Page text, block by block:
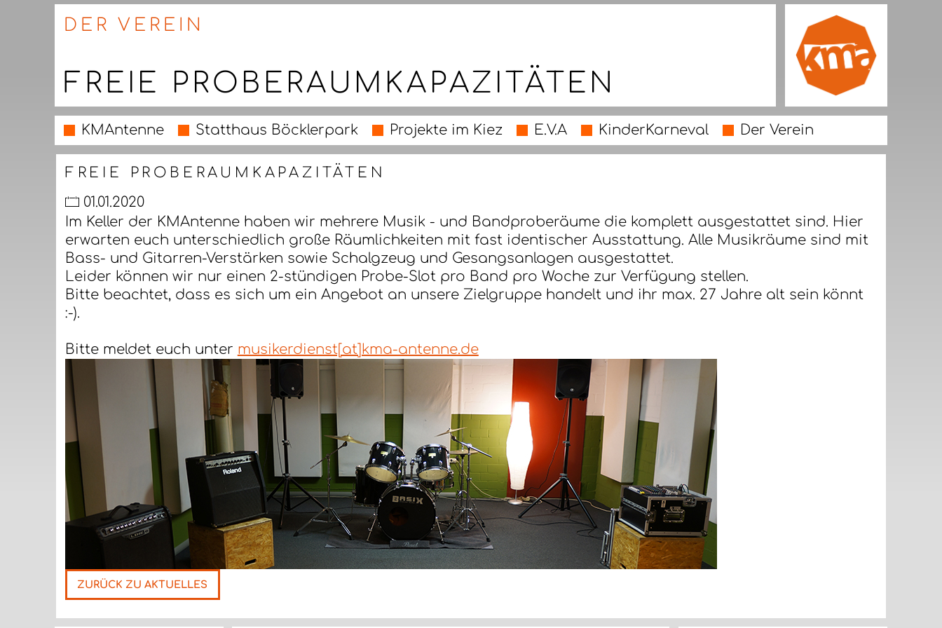
DER VEREIN
FREIE PROBERAUMKAPAZITÄTEN
KMAntenne Statthaus Böcklerpark Projekte im Kiez E.V.A KinderKarneval Der Verein
FREIE PROBERAUMKAPAZITÄTEN
01.01.2020
Im Keller der KMAntenne haben wir mehrere Musik - und Bandproberäume die komplett ausgestattet sind. Hier
erwarten euch unterschiedlich große Räumlichkeiten mit fast identischer Ausstattung. Alle Musikräume sind mit
Bass- und Gitarren-Verstärken sowie Schalgzeug und Gesangsanlagen ausgestattet.
Leider können wir nur einen 2-stündigen Probe-Slot pro Band pro Woche zur Verfügung stellen.
Bitte beachtet, dass es sich um ein Angebot an unsere Zielgruppe handelt und ihr max. 27 Jahre alt sein könnt
:-).
Bitte meldet euch unter musikerdienst[at]kma-antenne.de
ZURÜCK ZU AKTUELLES
Nächste